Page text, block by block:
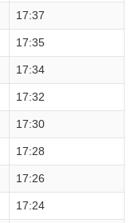
17:37
17:35
17:34
17:32
17:30
17:28
17:26
17:24